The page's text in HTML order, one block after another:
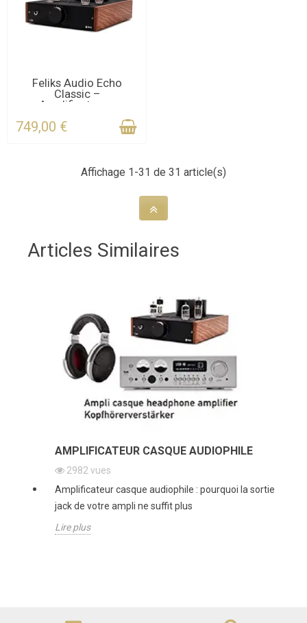
DERNIERS ARTICLES EN
STOCK
Feliks Audio Echo
Classic –
Amplificateur...
749,00 €
Affichage 1-31 de 31 article(s)
Articles Similaires
AMPLIFICATEUR CASQUE AUDIOPHILE
2982 vues
Amplificateur casque audiophile : pourquoi la sortie
jack de votre ampli ne suffit plus
Lire plus